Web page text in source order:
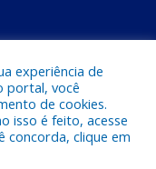
de Primavera.
experiência de
portal, você
de cookies.
isso é feito, acesse
concorda, clique em